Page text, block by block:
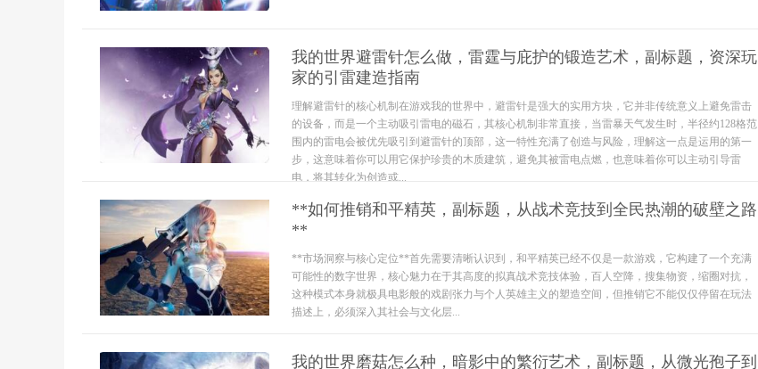
我的世界避雷针怎么做，雷霆与庇护的锻造艺术，副标题，资深玩
家的引雷建造指南
理解避雷针的核心机制在游戏我的世界中，避雷针是强大的实用方块，它并非传统意义上避免雷击
的设备，而是一个主动吸引雷电的磁石，其核心机制非常直接，当雷暴天气发生时，半径约128格范
围内的雷电会被优先吸引到避雷针的顶部，这一特性充满了创造与风险，理解这一点是运用的第一
步，这意味着你可以用它保护珍贵的木质建筑，避免其被雷电点燃，也意味着你可以主动引导雷
电，将其转化为创造或...
**如何推销和平精英，副标题，从战术竞技到全民热潮的破壁之路
**
**市场洞察与核心定位**首先需要清晰认识到，和平精英已经不仅是一款游戏，它构建了一个充满
可能性的数字世界，核心魅力在于其高度的拟真战术竞技体验，百人空降，搜集物资，缩圈对抗，
这种模式本身就极具电影般的戏剧张力与个人英雄主义的塑造空间，但推销它不能仅仅停留在玩法
描述上，必须深入其社会与文化层...
我的世界磨菇怎么种，暗影中的繁衍艺术，副标题，从微光孢子到